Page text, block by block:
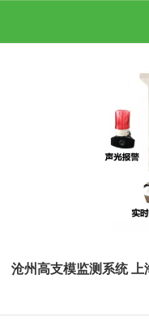
沧州高支模监测系统 上